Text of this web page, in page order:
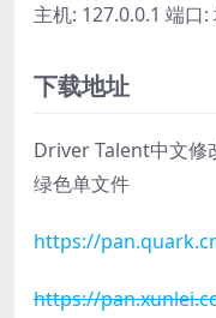
主机: 127.0.0.1 端口
下载地址
Driver Talent中文修
绿色单文件
https://
https://